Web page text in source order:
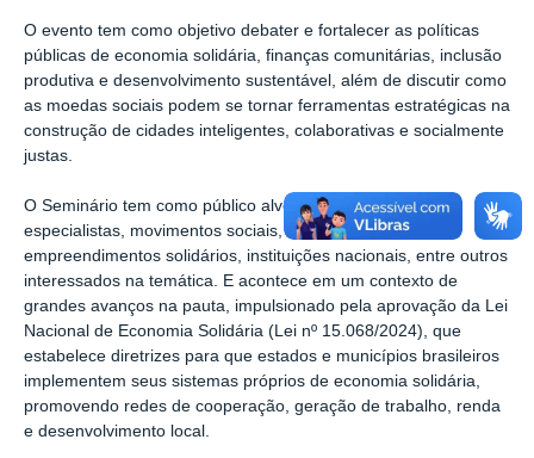
O evento tem como objetivo debater e fortalecer as políticas
públicas de economia solidária, finanças comunitárias, inclusão
produtiva e desenvolvimento sustentável, além de discutir como
as moedas sociais podem se tornar ferramentas estratégicas na
construção de cidades inteligentes, colaborativas e socialmente
justas.
O Seminário tem como público alvo gestores públicos,
especialistas, movimentos sociais, universidades,
empreendimentos solidários, instituições nacionais, entre outros
interessados na temática. E acontece em um contexto de
grandes avanços na pauta, impulsionado pela aprovação da Lei
Nacional de Economia Solidária (Lei nº 15.068/2024), que
estabelece diretrizes para que estados e municípios brasileiros
implementem seus sistemas próprios de economia solidária,
promovendo redes de cooperação, geração de trabalho, renda
e desenvolvimento local.